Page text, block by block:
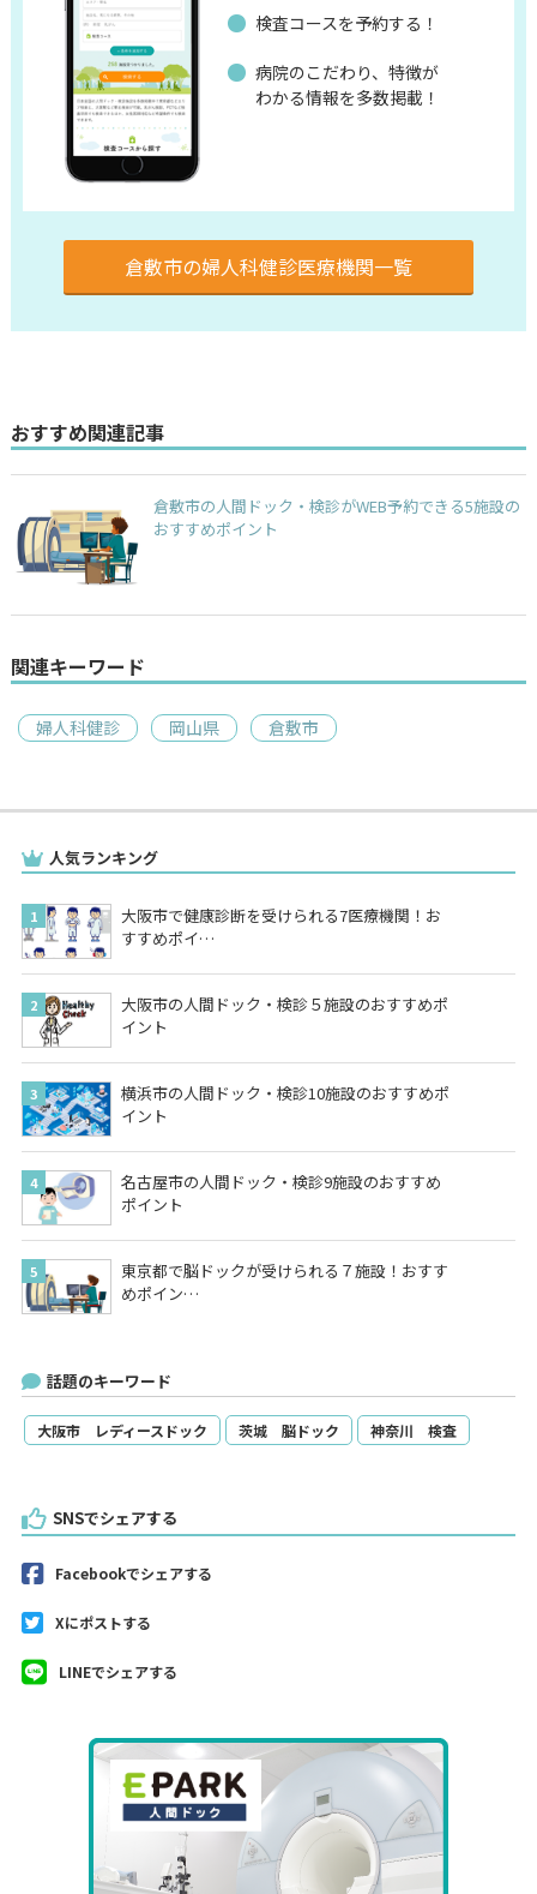
検査コースを予約する！
病院のこだわり、特徴が
わかる情報を多数掲載！
倉敷市の婦人科健診医療機関一覧
おすすめ関連記事
倉敷市の人間ドック・検診がWEB予約できる5施設の
おすすめポイント
関連キーワード
婦人科健診 岡山県 倉敷市
人気ランキング
大阪市で健康診断を受けられる7医療機関！お
すすめポイ…
大阪市の人間ドック・検診５施設のおすすめポ
イント
横浜市の人間ドック・検診10施設のおすすめポ
イント
名古屋市の人間ドック・検診9施設のおすすめ
ポイント
東京都で脳ドックが受けられる７施設！おすす
めポイン…
話題のキーワード
大阪市 レディースドック 茨城 脳ドック 神奈川 検査
SNSでシェアする
Facebookでシェアする
Xにポストする
LINEでシェアする